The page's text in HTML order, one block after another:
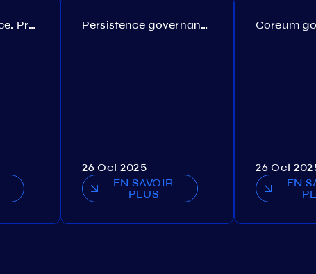
Akash governance. Proposal №308 Persistence governance. Proposal №150
26 Oct 2025
EN SAVOIR
PLUS
26 Oct
EN